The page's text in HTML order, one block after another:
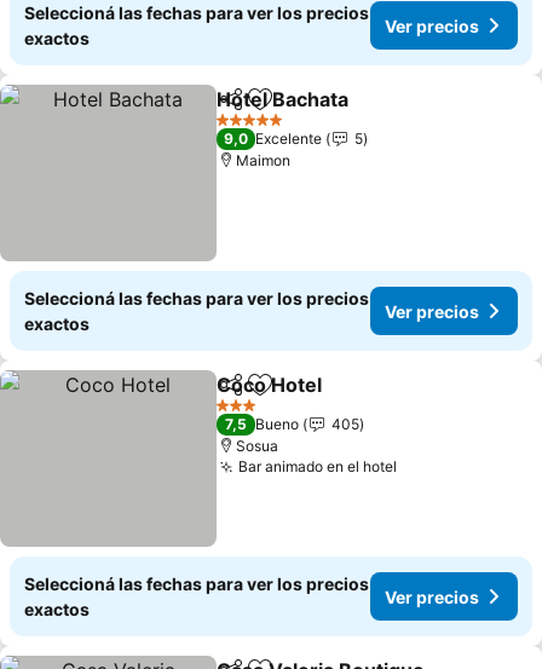
Seleccioná las fechas para ver los precios
exactos
Ver precios
CompartirAñadir a favoritos
Hotel Bachata
5 Estrellas
9,0 Excelente
5
Maimon
Seleccioná las fechas para ver los precios
exactos
Ver precios
CompartirAñadir a favoritos
Coco Hotel
3 Estrellas
7,5 Bueno
405
Sosua
Bar animado en el hotel
Seleccioná las fechas para ver los precios
exactos
Ver precios